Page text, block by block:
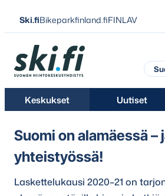
Siirry
suoraan
sisältöön
Ski.fiBikeparkfinland.fiFINLAV
Ski.fi
Keskukset Uutiset
Suomi on alamäessä –
yhteistyössä!
Laskettelukausi 2020–21 on